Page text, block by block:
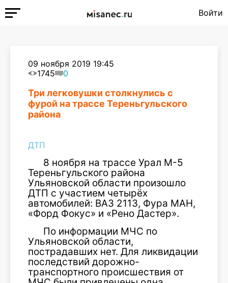
Войти
09 ноября 2019 19:45
1745
0
Три легковушки столкнулись с
фурой на трассе Тереньгульского
района
ДТП
8 ноября на трассе Урал М-5
Тереньгульского района
Ульяновской области произошло
ДТП с участием четырёх
автомобилей: ВАЗ 2113, Фура МАН,
«Форд Фокус» и «Рено Дастер».
По информации МЧС по
Ульяновской области,
пострадавших нет. Для ликвидации
последствий дорожно-
транспортного происшествия от